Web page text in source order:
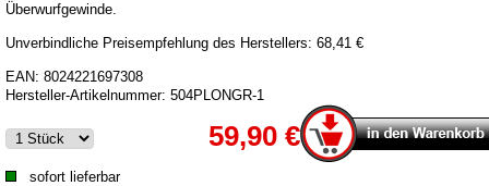
Überwurfgewinde.
Unverbindliche Preisempfehlung des Herstellers: 68,41 €
EAN: 8024221697308
Hersteller-Artikelnummer: 504PLONGR-1
59,90 €
sofort lieferbar